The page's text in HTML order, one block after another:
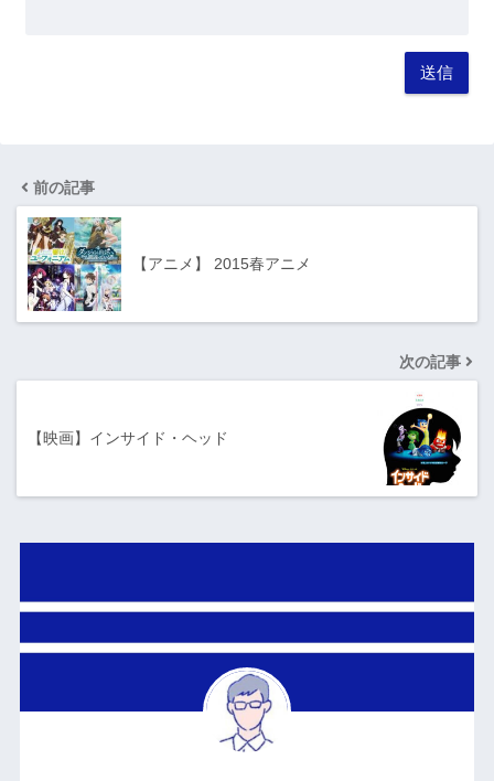
前の記事
【アニメ】 2015春アニメ
次の記事
【映画】インサイド・ヘッド